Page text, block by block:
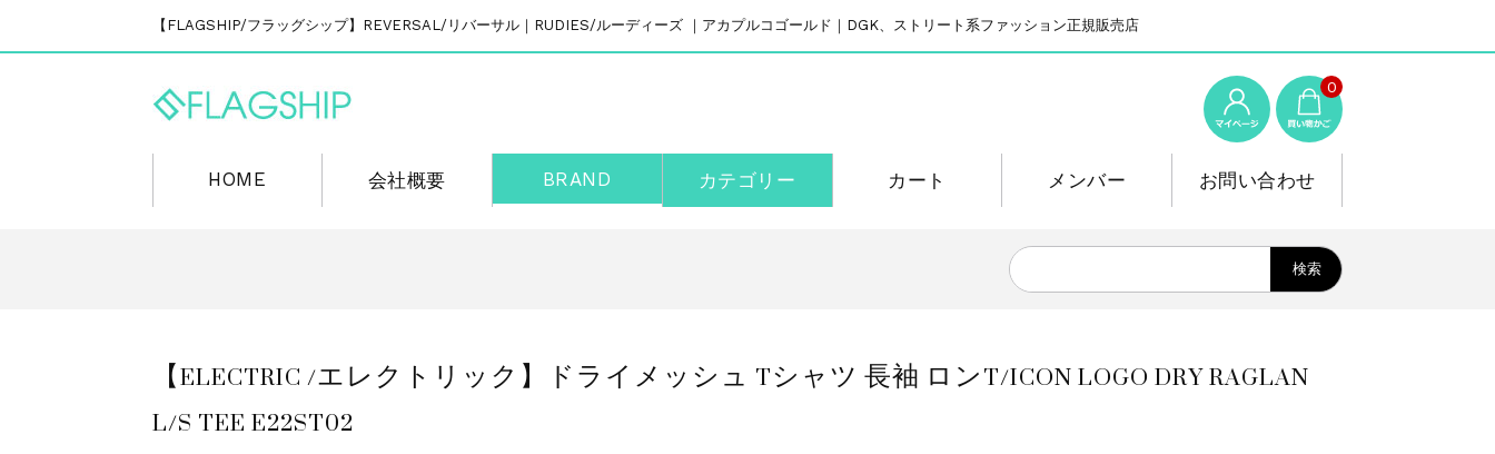
【FLAGSHIP/フラッグシップ】REVERSAL/リバーサル｜RUDIES/ルーディーズ ｜アカプルコゴールド｜DGK、ストリート系ファッション正規販売店
0
HOME 会社概要 BRAND カテゴリー カート メンバー お問い合わせ
【ELECTRIC /エレクトリック】ドライメッシュ Tシャツ 長袖 ロンT/ICON LOGO DRY RAGLAN
L/S TEE E22ST02